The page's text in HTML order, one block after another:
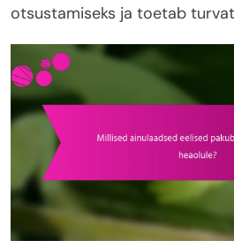
otsustamiseks ja toetab